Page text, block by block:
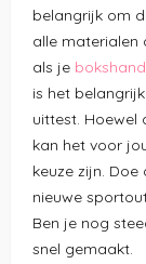
belangrijk om
alle materialen
als je
is het
uittest. Hoewel
kan het voor
keuze zijn.
nieuwe
Ben je nog
snel gemaakt.